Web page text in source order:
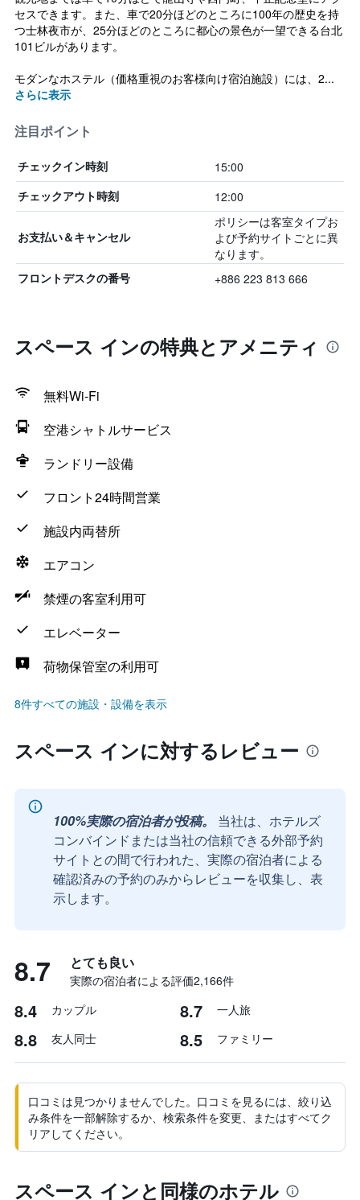
セスできます。また、車で20分ほどのところに100年の歴史を持
つ士林夜市が、25分ほどのところに都心の景色が一望できる台北
101ビルがあります。
モダンなホステル（価格重視のお客様向け宿泊施設）には、2...
さらに表示
注目ポイント
チェックイン時刻 15:00
チェックアウト時刻 12:00
お支払い＆キャンセル
ポリシーは客室タイプお
よび予約サイトごとに異
なります。
フロントデスクの番号 +886 223 813 666
スペース インの特典とアメニティ
無料Wi-Fi
空港シャトルサービス
ランドリー設備
フロント24時間営業
施設内両替所
エアコン
禁煙の客室利用可
エレベーター
荷物保管室の利用可
8件すべての施設・設備を表示
スペース インに対するレビュー
100%実際の宿泊者が投稿。
当社は、ホテルズ
コンバインドまたは当社の信頼できる外部予約
サイトとの間で行われた、実際の宿泊者による
確認済みの予約のみからレビューを収集し、表
示します。
8.7 とても良い
実際の宿泊者による評価2,166​件
8.4 カップル 8.7 一人旅
8.8 友人同士 8.5 ファミリー
口コミは見つかりませんでした。口コミを見るには、絞り込
み条件を一部解除するか、検索条件を変更、またはすべてク
リアしてください。
スペース インと同様のホテル